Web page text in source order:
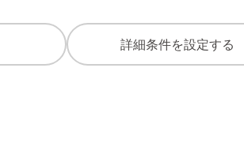
詳細条件を設定する